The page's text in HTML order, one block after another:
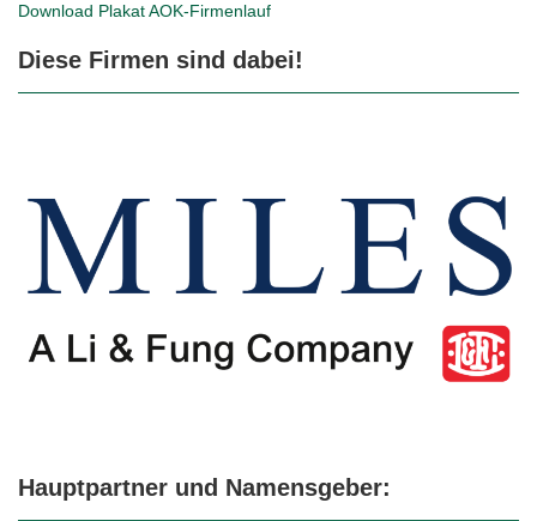
Download PlakatAOK-Firmenlauf
Diese Firmen sind dabei!